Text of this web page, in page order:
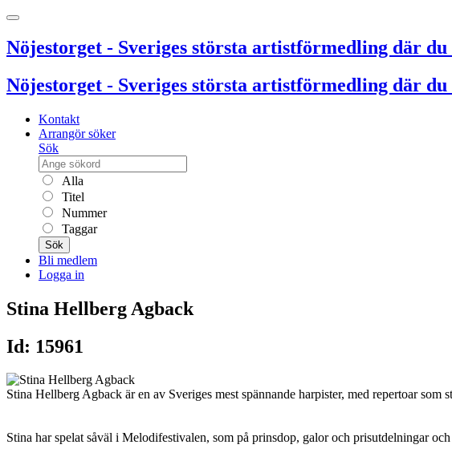
Nöjestorget - Sveriges största artistförmedling där
Nöjestorget - Sveriges största artistförmedling där
Kontakt
Arrangör söker
Sök
Alla
Titel
Nummer
Taggar
Sök
Bli medlem
Logga in
Stina Hellberg Agback
Id: 15961
Stina Hellberg Agback är en av Sveriges mest spännande harpister, med repertoar
Stina har spelat såväl i Melodifestivalen, som på prinsdop, galor och prisutdelningar